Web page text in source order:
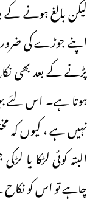
لیکن بالغ ہونے کے
اپنے جوڑے کی
پڑنے کے بعد بھی
ہوتا ہے۔ اس لئے
نہیں ہے ، کیوں
البتہ کوئی لڑکا یا
چاہے تو اس کو نکاح